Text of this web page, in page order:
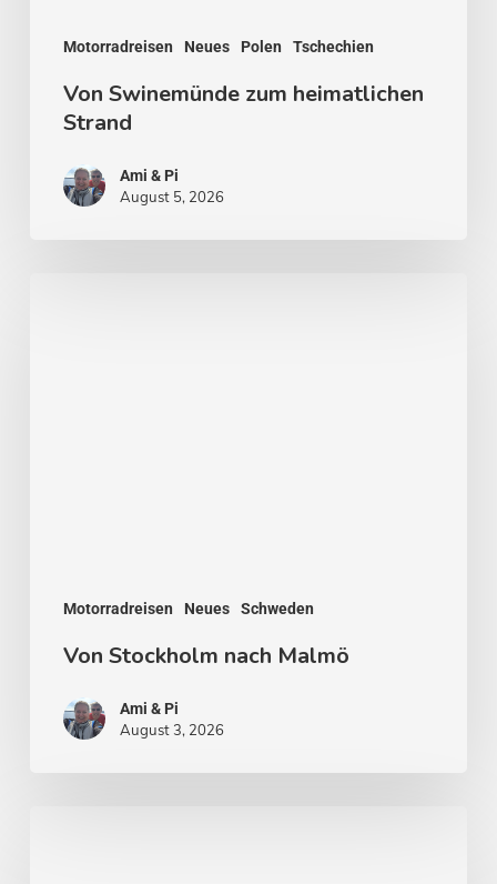
Motorradreisen Neues Polen Tschechien
Von Swinemünde zum heimatlichen
Strand
Ami & Pi
August 5, 2026
Motorradreisen Neues Schweden
Von Stockholm nach Malmö
Ami & Pi
August 3, 2026